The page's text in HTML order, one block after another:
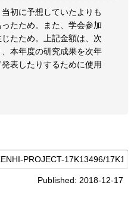
初に予想していたよりも
たため。また、学会参加
たため。上記金額は、次
本年度の研究成果を次年
表したりするために使用
Published: 2018-12-17